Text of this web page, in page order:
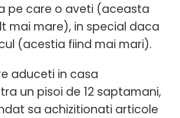
pe care o aveti (aceasta
mai mare), in special daca
(acestia fiind mai mari).
aduceti in casa
un pisoi de 12 saptamani,
sa achizitionati articole